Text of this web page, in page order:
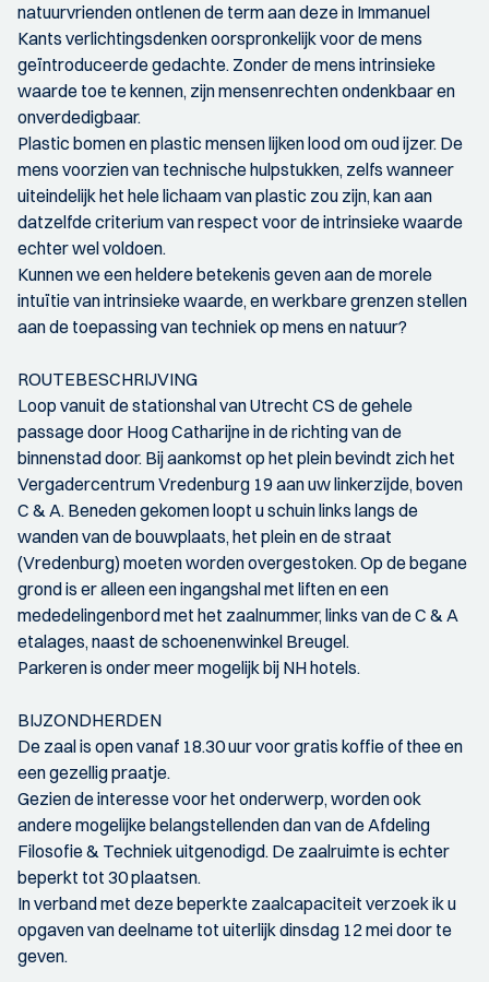
natuurvrienden ontlenen de term aan deze in Immanuel
Kants verlichtingsdenken oorspronkelijk voor de mens
geïntroduceerde gedachte. Zonder de mens intrinsieke
waarde toe te kennen, zijn mensenrechten ondenkbaar en
onverdedigbaar.
Plastic bomen en plastic mensen lijken lood om oud ijzer. De
mens voorzien van technische hulpstukken, zelfs wanneer
uiteindelijk het hele lichaam van plastic zou zijn, kan aan
datzelfde criterium van respect voor de intrinsieke waarde
echter wel voldoen.
Kunnen we een heldere betekenis geven aan de morele
intuïtie van intrinsieke waarde, en werkbare grenzen stellen
aan de toepassing van techniek op mens en natuur?
ROUTEBESCHRIJVING
Loop vanuit de stationshal van Utrecht CS de gehele
passage door Hoog Catharijne in de richting van de
binnenstad door. Bij aankomst op het plein bevindt zich het
Vergadercentrum Vredenburg 19 aan uw linkerzijde, boven
C & A. Beneden gekomen loopt u schuin links langs de
wanden van de bouwplaats, het plein en de straat
(Vredenburg) moeten worden overgestoken. Op de begane
grond is er alleen een ingangshal met liften en een
mededelingenbord met het zaalnummer, links van de C & A
etalages, naast de schoenenwinkel Breugel.
Parkeren is onder meer mogelijk bij NH hotels.
BIJZONDHERDEN
De zaal is open vanaf 18.30 uur voor gratis koffie of thee en
een gezellig praatje.
Gezien de interesse voor het onderwerp, worden ook
andere mogelijke belangstellenden dan van de Afdeling
Filosofie & Techniek uitgenodigd. De zaalruimte is echter
beperkt tot 30 plaatsen.
In verband met deze beperkte zaalcapaciteit verzoek ik u
opgaven van deelname tot uiterlijk dinsdag 12 mei door te
geven.